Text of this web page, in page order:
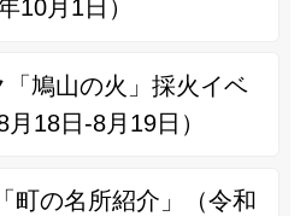
10月1日）
鳩山の火」採火イベ
18日-8月19日）
町の名所紹介」（令和